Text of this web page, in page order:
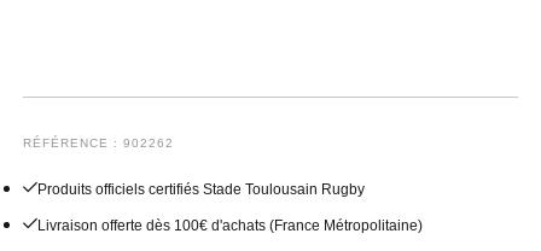
RÉFÉRENCE : 902262
Produits officiels certifiés Stade Toulousain Rugby
Livraison offerte dès 100€ d'achats (France Métropolitaine)